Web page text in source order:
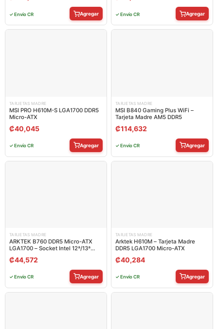
✓ Envío CR Agregar ✓ Envío CR Agregar
TARJETAS MADRE
MSI PRO H610M-S LGA1700 DDR5
Micro-ATX
₡40,045
✓ Envío CR Agregar
TARJETAS MADRE
MSI B840 Gaming Plus WiFi –
Tarjeta Madre AM5 DDR5
₡114,632
✓ Envío CR Agregar
TARJETAS MADRE
ARKTEK B760 DDR5 Micro-ATX
LGA1700 – Socket Intel 12ª/13ª
Gen
₡44,572
✓ Envío CR Agregar
TARJETAS MADRE
Arktek H610M – Tarjeta Madre
DDR5 LGA1700 Micro-ATX
₡40,284
✓ Envío CR Agregar